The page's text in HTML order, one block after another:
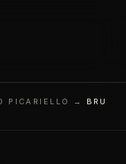
PICARIELLO → BRU